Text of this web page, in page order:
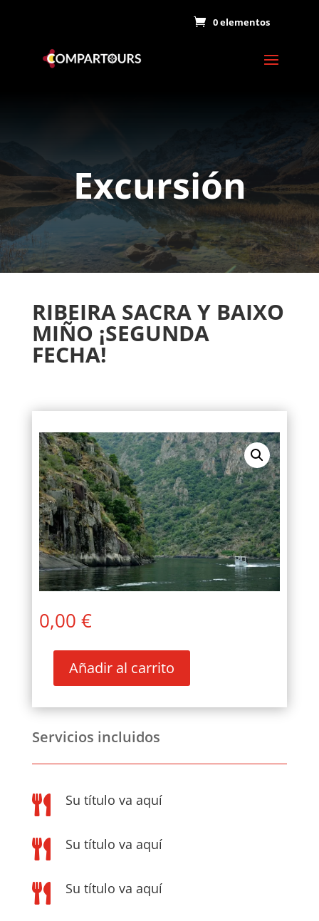
0 elementos
Excursión
RIBEIRA SACRA Y BAIXO
MIÑO ¡SEGUNDA
FECHA!
0,00 €
RIBEIRA
Y
MIÑO
Añadir al carrito
Servicios incluidos
 Su título va aquí
 Su título va aquí
 Su título va aquí